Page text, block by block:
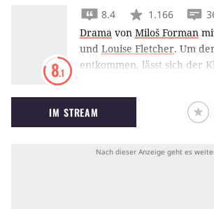
8.1
8.4 1.166
Drama von Miloš Forman
und Louise Fletcher. Um
entkommen, lässt sich der
kümmert sich um die dort
Regeln.
IM STREAM